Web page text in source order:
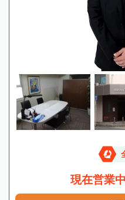
現在営業中